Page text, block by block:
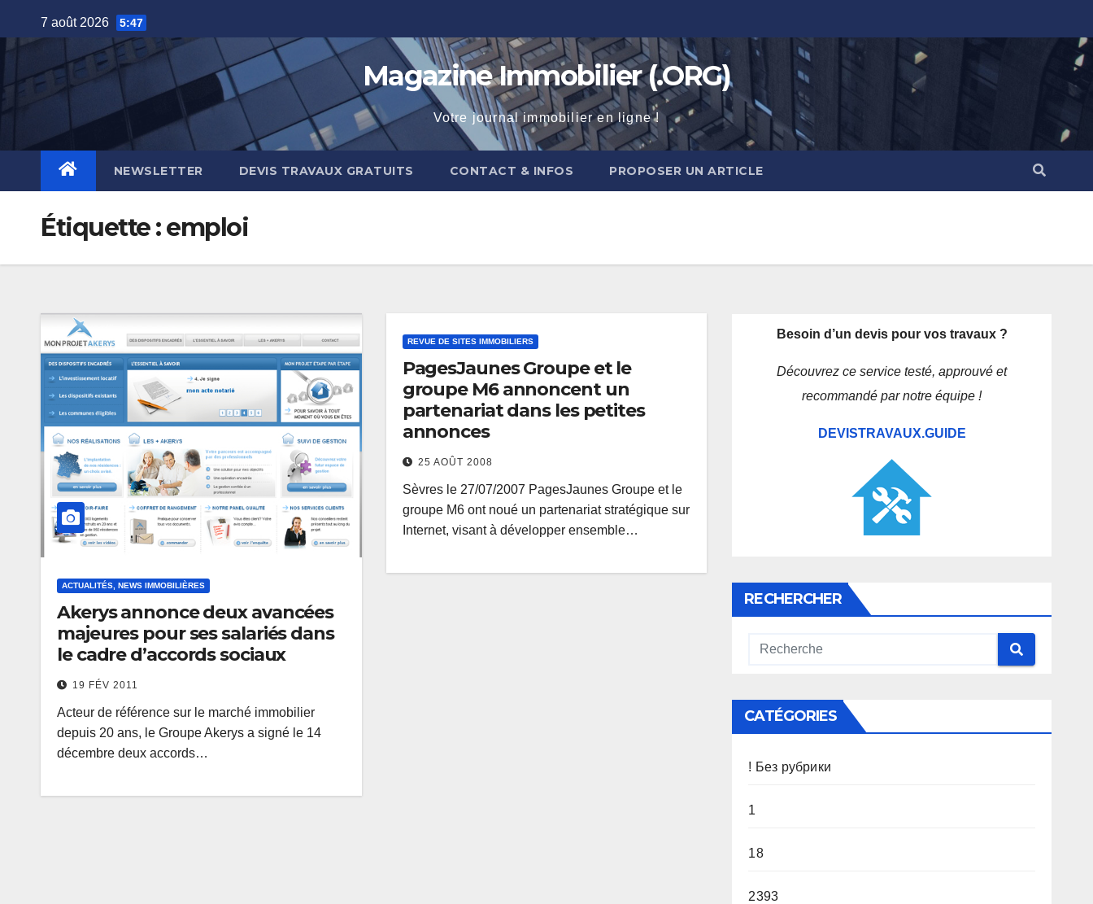
to
7 août 2026 5:47
Magazine Immobilier (.ORG)
Votre journal immobilier en ligne !
NEWSLETTER DEVIS TRAVAUX GRATUITS CONTACT & INFOS PROPOSER UN ARTICLE
Étiquette :emploi
ACTUALITÉS, NEWS IMMOBILIÈRES
Akerys annonce deux avancées
majeures pour ses salariés dans
le cadre d’accords sociaux
19 FÉV 2011
Acteur de référence sur le marché immobilier
depuis 20 ans, le Groupe Akerys a signé le 14
décembre deux accords…
REVUE DE SITES IMMOBILIERS
PagesJaunes Groupe et le
groupe M6 annoncent un
partenariat dans les petites
annonces
25 AOÛT 2008
Sèvres le 27/07/2007 PagesJaunes Groupe et le
groupe M6 ont noué un partenariat stratégique sur
Internet, visant à développer ensemble…
Besoin d’un devis pour vos travaux ?
Découvrez ce service testé, approuvé et
recommandé par notre équipe !
DEVISTRAVAUX.GUIDE
RECHERCHER
CATÉGORIES
! Без рубрики
1
18
2393